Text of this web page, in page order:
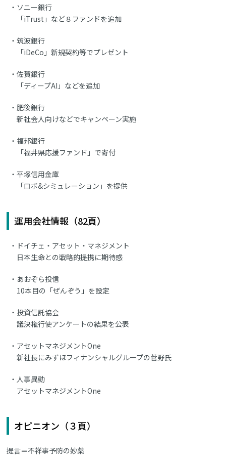
ソニー銀行
「iTrust」など８ファンドを追加
筑波銀行
「iDeCo」新規契約等でプレゼント
佐賀銀行
「ディープAI」などを追加
肥後銀行
新社会人向けなどでキャンペーン実施
福邦銀行
「福井県応援ファンド」で寄付
平塚信用金庫
「ロボ&シミュレーション」を提供
運用会社情報（82頁）
ドイチェ・アセット・マネジメント
日本生命との戦略的提携に期待感
あおぞら投信
10本目の「ぜんぞう」を設定
投資信託協会
議決権行使アンケートの結果を公表
アセットマネジメントOne
新社長にみずほフィナンシャルグループの菅野氏
人事異動
アセットマネジメントOne
オピニオン（３頁）
提言＝不祥事予防の妙薬